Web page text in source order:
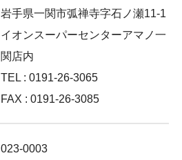
岩手県一関市弧禅寺字石ノ瀬11-1
イオンスーパーセンターアマノ一
関店内
TEL : 0191-26-3065
FAX : 0191-26-3085
023-0003